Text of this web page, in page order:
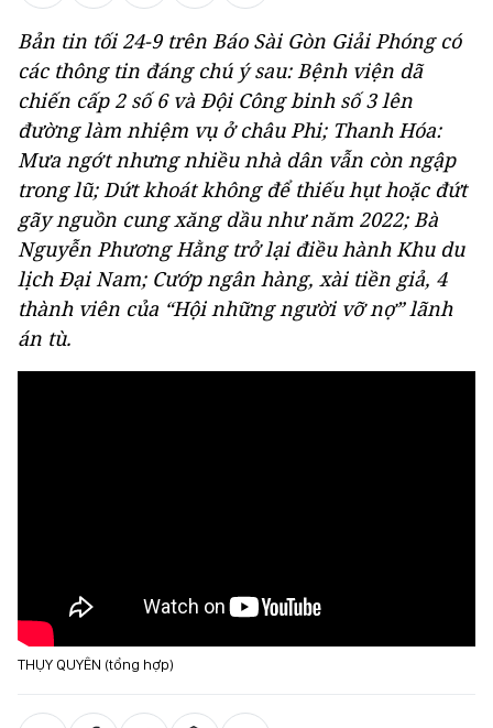
Bản tin tối 24-9 trên Báo Sài Gòn Giải Phóng có
các thông tin đáng chú ý sau: Bệnh viện dã
chiến cấp 2 số 6 và Đội Công binh số 3 lên
đường làm nhiệm vụ ở châu Phi; Thanh Hóa:
Mưa ngớt nhưng nhiều nhà dân vẫn còn ngập
trong lũ; Dứt khoát không để thiếu hụt hoặc đứt
gãy nguồn cung xăng dầu như năm 2022; Bà
Nguyễn Phương Hằng trở lại điều hành Khu du
lịch Đại Nam; Cướp ngân hàng, xài tiền giả, 4
thành viên của “Hội những người vỡ nợ” lãnh
án tù.
THỤY QUYÊN (tổng hợp)